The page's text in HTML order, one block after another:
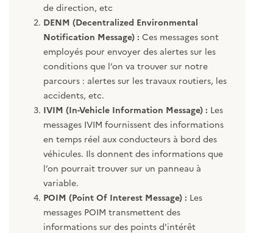
de direction, etc
DENM (Decentralized Environmental
Notification Message) : Ces messages sont
employés pour envoyer des alertes sur les
conditions que l’on va trouver sur notre
parcours : alertes sur les travaux routiers, les
accidents, etc.
IVIM (In-Vehicle Information Message) : Les
messages IVIM fournissent des informations
en temps réel aux conducteurs à bord des
véhicules. Ils donnent des informations que
l’on pourrait trouver sur un panneau à
variable.
POIM (Point Of Interest Message) : Les
messages POIM transmettent des
informations sur des points d'intérêt